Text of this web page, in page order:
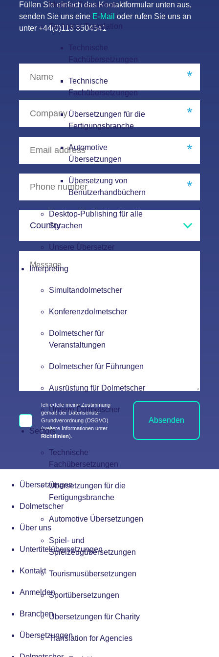
Medical Translation
Technical Translation
Technische
Fachübersetzungen
Technische
Fachübersetzungen
Übersetzungen für die
Fertigungsbranche
Automotive
Übersetzungen
Übersetzung von
Benutzerhandbüchern
Desktop-Publishing für alle
Sprachen
Unsere Übersetzer
Interpreting
Simultandolmetscher
Konferenzdolmetscher
Dolmetscher für
Veranstaltungen
Dolmetscher für Führungen
Ausrüstung für Dolmetscher
Unsere Dolmetscher
Sectors
Technische
Fachübersetzungen
Übersetzungen für die
Fertigungsbranche
Automotive Übersetzungen
Spiel- und
Spielzeugübersetzungen
Tourismusübersetzungen
Sportübersetzungen
Übersetzungen für Charity
Translation for Agencies
Füllen Sie einfach das Kontaktformular unten aus,
senden Sie uns eine E-Mail oder rufen Sie uns an
unter +44(0)113 3504541
Ich erteile meine Zustimmung
gemäß der Datenschutz-
Grundverordnung (DSGVO)
(weitere Informationen unter
Richtlinien).
Absenden
Übersetzungen
Dolmetscher
Über uns
Untertitelübersetzungen
Kontakt
Anmelden
Branchen
Übersetzungen